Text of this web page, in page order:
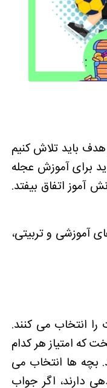
باید تلاش کنیم
برای آموزش عجله
آموز اتفاق بیفتد.
آموزشی و تربیتی،
انتخاب می کنند.
که امتیاز هر کدام
بچه ها انتخاب می
دارند، اگر جواب